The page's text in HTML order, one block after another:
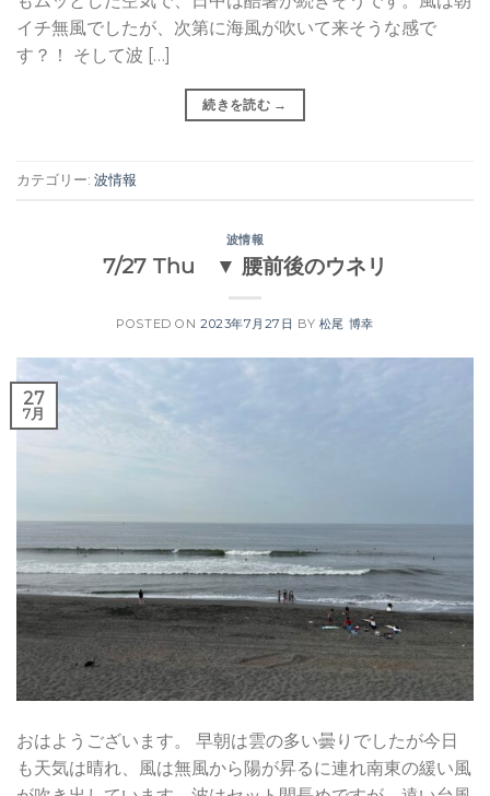
イチ無風でしたが、次第に海風が吹いて来そうな感で
す？！ そして波 […]
続きを読む →
カテゴリー: 波情報
波情報
7/27 Thu ▼ 腰前後のウネリ
POSTED ON 2023年7月27日 BY 松尾 博幸
27
7月
おはようございます。 早朝は雲の多い曇りでしたが今日
も天気は晴れ、風は無風から陽が昇るに連れ南東の緩い風